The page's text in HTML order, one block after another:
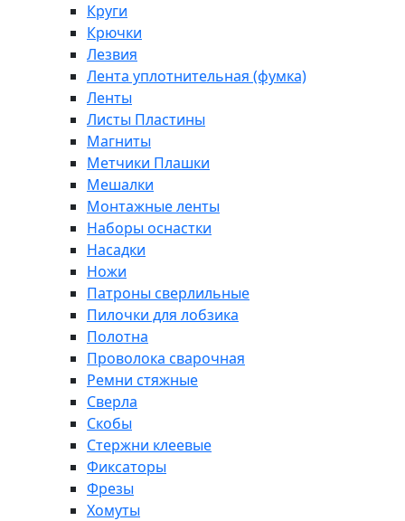
Круги
Крючки
Лезвия
Лента уплотнительная (фумка)
Ленты
Листы Пластины
Магниты
Метчики Плашки
Мешалки
Монтажные ленты
Наборы оснастки
Насадки
Ножи
Патроны сверлильные
Пилочки для лобзика
Полотна
Проволока сварочная
Ремни стяжные
Сверла
Скобы
Стержни клеевые
Фиксаторы
Фрезы
Хомуты